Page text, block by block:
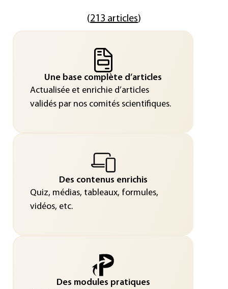
(213 articles)
Une base complète d’articles
Actualisée et enrichie d’articles
validés par nos comités scientifiques.
Des contenus enrichis
Quiz, médias, tableaux, formules,
vidéos, etc.
Des modules pratiques